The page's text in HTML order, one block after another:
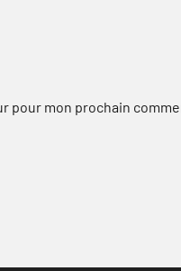
pour mon prochain